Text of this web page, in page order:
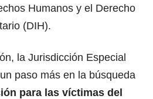
Humanos y el Derecho
(DIH).
la Jurisdicción Especial
paso más en la búsqueda
para las víctimas del